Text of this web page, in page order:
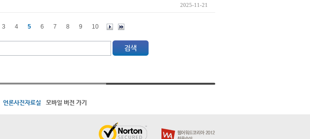
2025-11-21
3 4 5 6 7 8 9 10
언론사진자료실 모바일 버전 가기